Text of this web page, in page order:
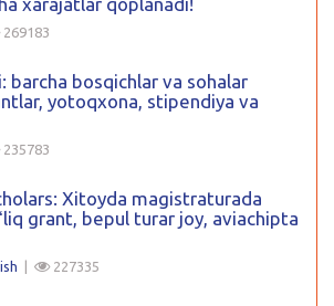
269183
barcha bosqichlar va sohalar
yotoqxona, stipendiya va
235783
Xitoyda magistraturada
grant, bepul turar joy, aviachipta
| 227335